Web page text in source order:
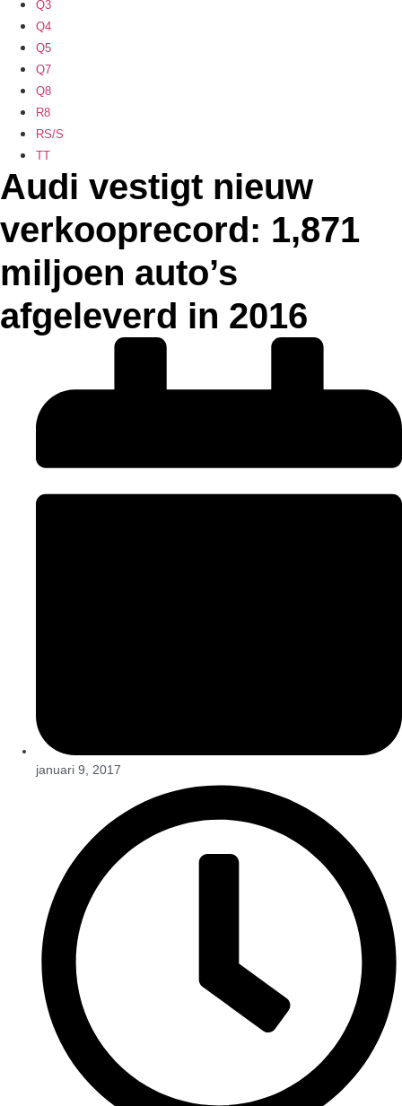
Q3
Q4
Q5
Q7
Q8
R8
RS/S
TT
Audi vestigt nieuw
verkooprecord: 1,871
miljoen auto’s
afgeleverd in 2016
januari 9, 2017